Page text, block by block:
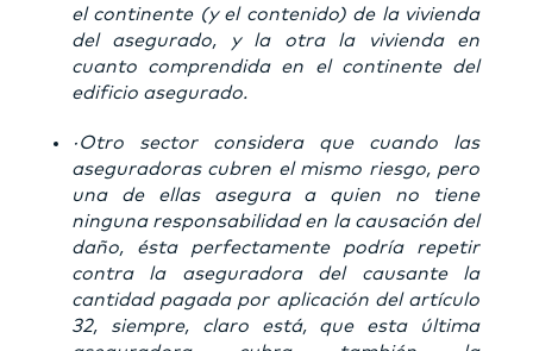
el continente (y el contenido) de la vivienda
del asegurado, y la otra la vivienda en
cuanto comprendida en el continente del
edificio asegurado.
·Otro sector considera que cuando las
aseguradoras cubren el mismo riesgo, pero
una de ellas asegura a quien no tiene
ninguna responsabilidad en la causación del
daño, ésta perfectamente podría repetir
contra la aseguradora del causante la
cantidad pagada por aplicación del artículo
32, siempre, claro está, que esta última